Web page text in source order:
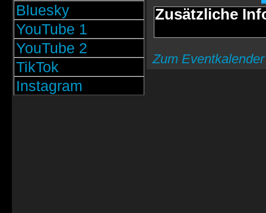
Bluesky
YouTube 1
YouTube 2
TikTok
Instagram
Zusätzliche
Zum Eventkalender